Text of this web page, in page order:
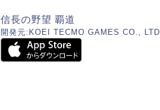
信長の野望 覇道
開発元: KOEI TECMO GAMES CO., LTD.